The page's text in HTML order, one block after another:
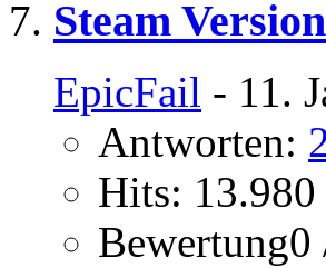
Steam
EpicFail - 11.
Antworten:
Hits: 13.980
Bewertung0